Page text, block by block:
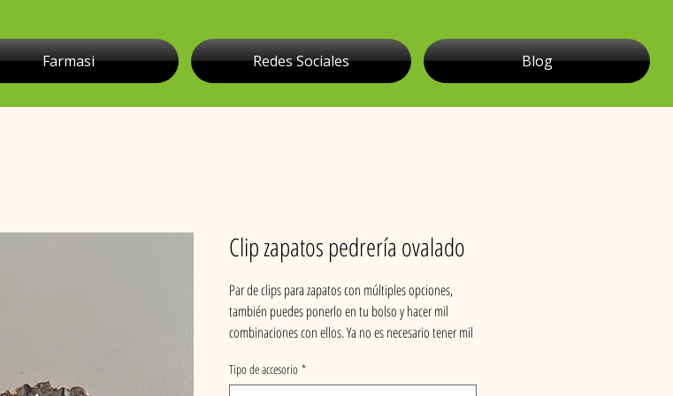
Farmasi Redes Sociales Blog
Clip zapatos pedrería ovalado
Par de clips para zapatos con múltiples opciones,
también puedes ponerlo en tu bolso y hacer mil
combinaciones con ellos. Ya no es necesario tener mil
accesorio o complemento que quieras y quítalo sin
Tipo de accesorio *